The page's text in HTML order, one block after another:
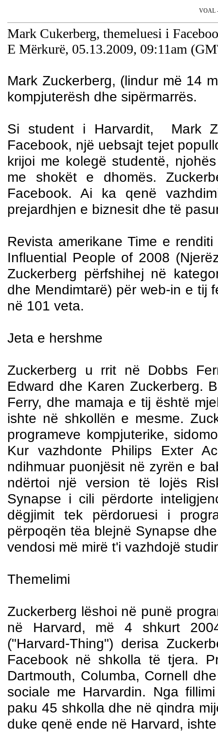
VOAL
Mark Cukerberg, themeluesi i
E Mërkurë, 05.13.2009, 09:11am
Mark Zuckerberg, (lindur më 14
kompjuterësh dhe sipërmarrës.
Si student i Harvardit,
Mark
Facebook, një uebsajt tejet
krijoi me kolegë studentë,
me shokët e dhomës.
Facebook. Ai ka qenë
prejardhjen e biznesit dhe të
Revista amerikane Time e
Influential People of 2008
Zuckerberg përfshihej në
dhe Mendimtarë) për web-in e tij
në 101 veta.
Jeta e hershme
Zuckerberg u rrit në Dobbs
Edward dhe Karen Zuckerberg.
Ferry, dhe mamaja e tij është
ishte në shkollën e mesme.
programeve kompjuterike,
Kur vazhdonte Philips Exter
ndihmuar puonjësit në zyrën e
ndërtoi një version të lojës
Synapse i cili përdorte
dëgjimit tek përdoruesi i
përpoqën tëa blejnë Synapse
vendosi më mirë t'i vazhdojë
Themelimi
Zuckerberg lëshoi në punë
në Harvard, më 4 shkurt
("Harvard-Thing") derisa
Facebook në shkolla të tjera.
Dartmouth, Columba, Cornell
sociale me Harvardin. Nga
paku 45 shkolla dhe në qindra
duke qenë ende në Harvard,